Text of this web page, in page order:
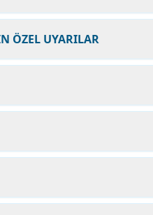
ÖZEL UYARILAR